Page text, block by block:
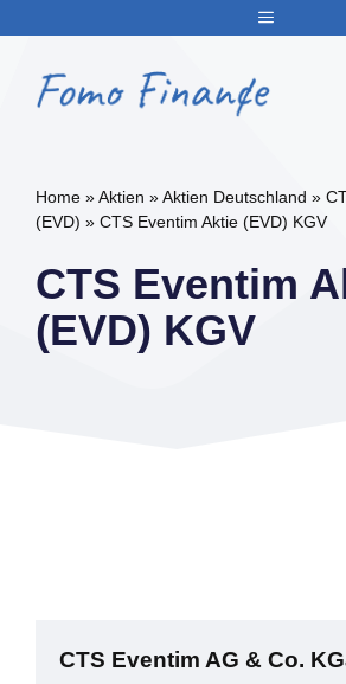
springen
Menu
Home »Aktien »Aktien Deutschland »
(EVD) » CTS Eventim Aktie (EVD) KGV
CTS Eventim
(EVD) KGV
CTS Eventim AG & Co.